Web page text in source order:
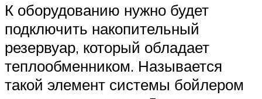
К оборудованию нужно будет
подключить накопительный
резервуар, который обладает
теплообменником. Называется
такой элемент системы бойлером